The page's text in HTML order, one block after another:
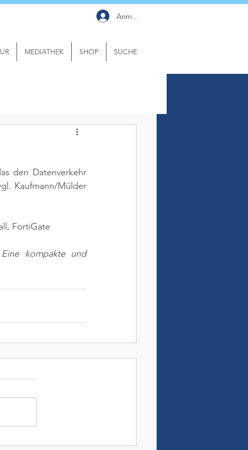
Anmelden
MEDIATHEK SHOP SUCHE
den Datenverkehr
Kaufmann/Mülder
FortiGate
kompakte und